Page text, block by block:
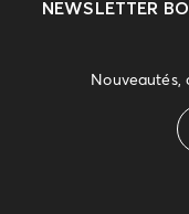
NEWSLETTER
Nouveautés,